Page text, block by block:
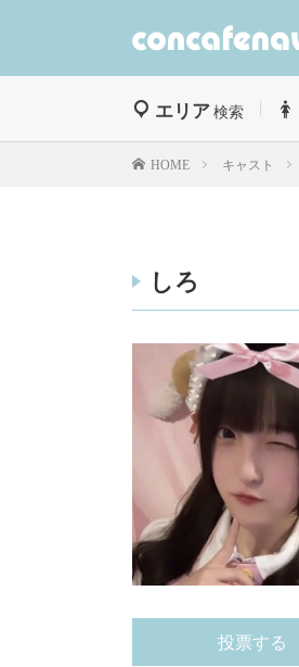
エリア検索
HOME キャスト
しろ
投票する